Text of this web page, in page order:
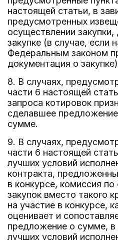
настоящей статьи, в
предусмотренных
осуществлении
закупке (в случае, если
Федеральным законом
документация о
8. В случаях,
части 6 настоящей
запроса котировок
сделавшее
сумме.
9. В случаях,
части 6 настоящей
лучших условий
контракта,
в конкурсе, комиссия
закупок вместо такого
на участие в конкурсе,
оценивает и
предложение о сумме, в
лучших условий